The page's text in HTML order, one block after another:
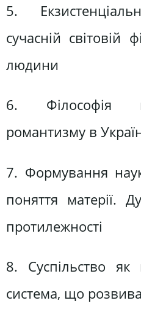
5.
сучасній світовій
людини
6. Філософія
романтизму в
7. Формування
поняття матерії.
протилежності
8. Суспільство як
система, що